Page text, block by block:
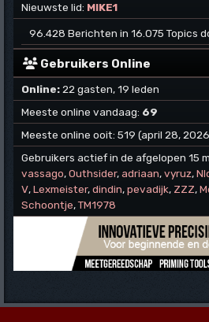
Nieuwste lid: MIKE1
96.428 Berichten in 16.075 Topics
Gebruikers Online
Online: 22 gasten, 19 leden
Meeste online vandaag: 69
Meeste online ooit: 519 (april 28,
Gebruikers actief in de afgelopen 15
vassago,Outhsider,adriaan,vyruz,
V,Lexmeister,dindin,pevadijk, ZZZ,
Schoontje,TM1978